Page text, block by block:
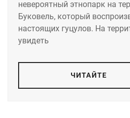
невероятный этнопарк на
Буковель, который
настоящих гуцулов. На
увидеть
ЧИТАЙТЕ